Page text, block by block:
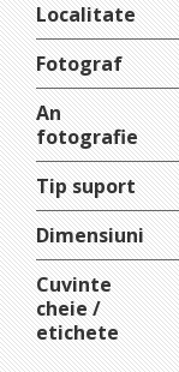
Localitate
Fotograf
An
fotografie
Tip suport
Dimensiuni
Cuvinte
cheie /
etichete